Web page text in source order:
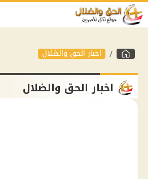
اخبار الحق والضلال
اخبار الحق والضلال